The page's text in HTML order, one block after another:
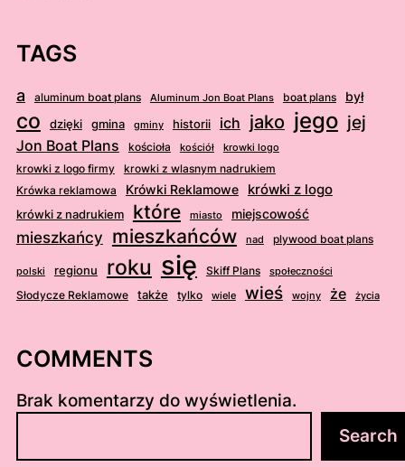
TAGS
a aluminum boat plans Aluminum Jon Boat Plans boat plans był
co dzięki gmina gminy historii ich jako jego jej
Jon Boat Plans kościoła kościół krowki logo
krowki z logo firmy
krowki z wlasnym nadrukiem
Krówka reklamowa
Krówki Reklamowe krówki z logo
krówki z nadrukiem które miasto miejscowość
mieszkańcy mieszkańców nad plywood boat plans
polski regionu roku się Skiff Plans społeczności
Słodycze Reklamowe także tylko wiele wieś wojny że życia
COMMENTS
Brak komentarzy do wyświetlenia.
Search